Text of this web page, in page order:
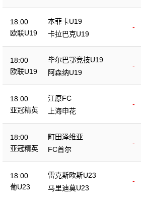
18:00
欧联U19
本菲卡U19
-
卡拉巴克U19
18:00
欧联U19
毕尔巴鄂竞技U19
-
阿森纳U19
18:00
亚冠精英
江原FC
-
上海申花
18:00
亚冠精英
町田泽维亚
-
FC首尔
18:00
葡U23
雷克斯欧斯U23
-
马里迪莫U23